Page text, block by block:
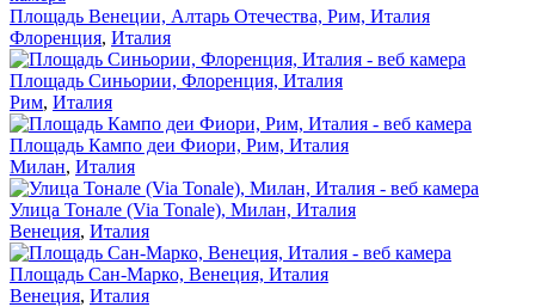
Площадь Венеции, Алтарь Отечества, Рим, Италия
Флоренция, Италия
Площадь Синьории, Флоренция, Италия
Рим, Италия
Площадь Кампо деи Фиори, Рим, Италия
Милан, Италия
Улица Тонале (Via Tonale), Милан, Италия
Венеция, Италия
Площадь Сан-Марко, Венеция, Италия
Венеция, Италия